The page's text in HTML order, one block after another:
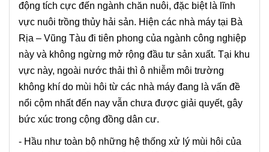
động tích cực đến ngành chăn nuôi, đặc biệt là lĩnh
vực nuôi trồng thủy hải sản. Hiện các nhà máy tại Bà
Rịa – Vũng Tàu đi tiên phong của ngành công nghiệp
này và không ngừng mở rộng đầu tư sản xuất. Tại khu
vực này, ngoài nước thải thì ô nhiễm môi trường
không khí do mùi hôi từ các nhà máy đang là vấn đề
nổi cộm nhất đến nay vẫn chưa được giải quyết, gây
bức xúc trong cộng đồng dân cư.
- Hầu như toàn bộ những hệ thống xử lý mùi hôi của